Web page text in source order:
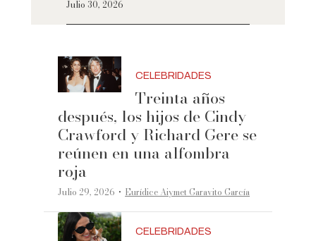
Julio 30, 2026
CELEBRIDADES
Treinta años
después, los hijos de Cindy
Crawford y Richard Gere se
reúnen en una alfombra
roja
Julio 29, 2026 ·Eurídice Aiymet Garavito García
CELEBRIDADES